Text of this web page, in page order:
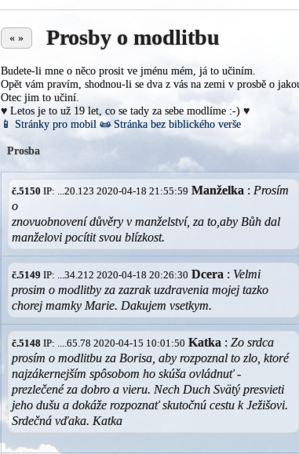
« » Prosby o modlitbu
Budete-li mne o něco prosit ve jménu mém, já to učiním.
Opět vám pravím, shodnou-li se dva z vás na zemi v prosbě o
Otec jim to učiní.
♥ Letos je to už 19 let, co se tady za sebe modlíme :-) ♥
📱 Stránky pro mobil 📜Stránka bez biblického verše
Prosba
č.5150 IP: ...20.123 2020-04-18 21:55:59 Manželka : Prosím
o
znovuobnovení důvěry v manželství, za to,aby Bůh dal
manželovi pocítit svou blízkost.
č.5149 IP: ...34.212 2020-04-18 20:26:30 Dcera : Velmi
prosim o modlitby za zazrak uzdravenia mojej tazko
chorej mamky Marie. Dakujem vsetkym.
č.5148 IP: ....65.78 2020-04-15 10:01:50 Katka :Zo srdca
prosím o modlitbu za Borisa, aby rozpoznal to zlo, ktoré
najzákernejším spôsobom ho skúša ovládnuť -
prezlečené za dobro a vieru. Nech Duch Svätý presvieti
jeho dušu a dokáže rozpoznať skutočnú cestu k Ježišovi.
Srdečná vďaka. Katka